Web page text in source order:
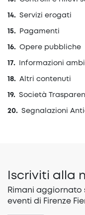
Servizi erogati
Pagamenti
Opere pubbliche
Informazioni
Altri contenuti
Società
Segnalazioni
Iscriviti alla
Rimani aggiornato
eventi di Firenze